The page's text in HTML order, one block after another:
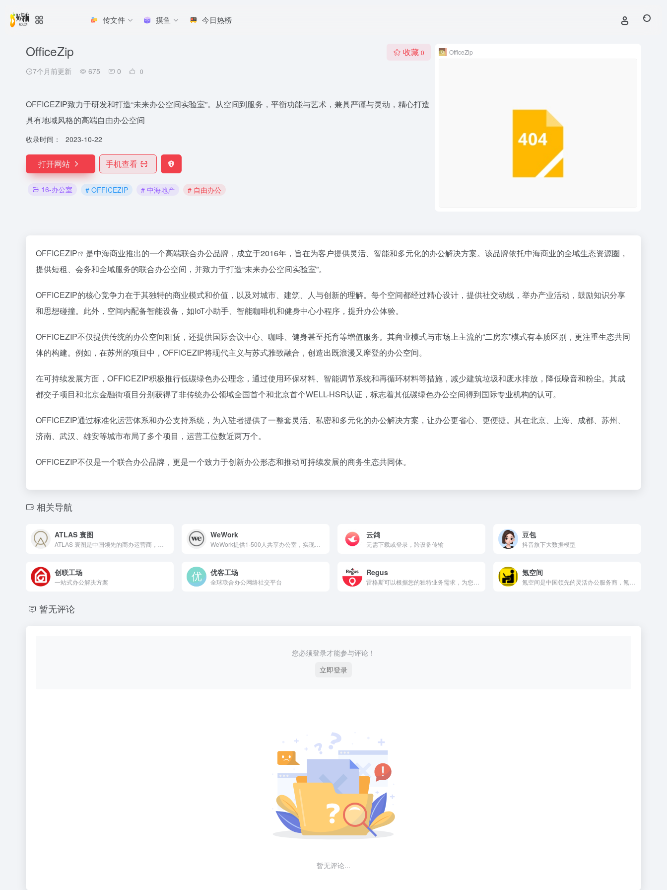
传文件 摸鱼 今日热榜
OfficeZip
7个月前更新 675 0 0
收藏 0
OFFICEZIP致力于研发和打造“未来办公空间实验室”。从空间到服务，平衡功能与艺术，兼具严谨与灵动，精心打造
具有地域风格的高端自由办公空间
收录时间： 2023-10-22
打开网站 手机查看
16-办公室 # OFFICEZIP # 中海地产 # 自由办公
OfficeZip
OFFICEZIP
是中海商业推出的一个高端联合办公品牌，成立于2016年，旨在为客户提供灵活、智能和多元化的办公解决方案。该品牌依托中海商业的全域生态资源圈，
提供短租、会务和全域服务的联合办公空间，并致力于打造“未来办公空间实验室”。
OFFICEZIP的核心竞争力在于其独特的商业模式和价值，以及对城市、建筑、人与创新的理解。每个空间都经过精心设计，提供社交动线，举办产业活动，鼓励知识分享
和思想碰撞。此外，空间内配备智能设备，如IoT小助手、智能咖啡机和健身中心小程序，提升办公体验。
OFFICEZIP不仅提供传统的办公空间租赁，还提供国际会议中心、咖啡、健身甚至托育等增值服务。其商业模式与市场上主流的“二房东”模式有本质区别，更注重生态共同
体的构建。例如，在苏州的项目中，OFFICEZIP将现代主义与苏式雅致融合，创造出既浪漫又摩登的办公空间。
在可持续发展方面，OFFICEZIP积极推行低碳绿色办公理念，通过使用环保材料、智能调节系统和再循环材料等措施，减少建筑垃圾和废水排放，降低噪音和粉尘。其成
都交子项目和北京金融街项目分别获得了非传统办公领域全国首个和北京首个WELL-HSR认证，标志着其低碳绿色办公空间得到国际专业机构的认可。
OFFICEZIP通过标准化运营体系和办公支持系统，为入驻者提供了一整套灵活、私密和多元化的办公解决方案，让办公更省心、更便捷。其在北京、上海、成都、苏州、
济南、武汉、雄安等城市布局了多个项目，运营工位数近两万个。
OFFICEZIP不仅是一个联合办公品牌，更是一个致力于创新办公形态和推动可持续发展的商务生态共同体。
相关导航
ATLAS 寰图 WeWork 云鸽
无需下载或登录，跨设备传输
豆包
抖音旗下大数据模型
创联工场
一站式办公解决方案
优客工场
全球联合办公网络社交平台
Regus 氪空间
暂无评论
您必须登录才能参与评论！
立即登录
暂无评论...